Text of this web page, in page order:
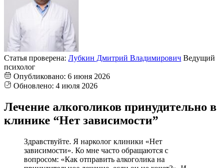
Статья проверена: Лубкин Дмитрий Владимирович Ведущий
психолог
Опубликовано: 6 июня 2026
Обновлено: 4 июля 2026
Лечение алкоголиков принудительно в
клинике “Нет зависимости”
Здравствуйте. Я нарколог клиники «Нет
зависимости». Ко мне часто обращаются с
вопросом: «Как отправить алкоголика на